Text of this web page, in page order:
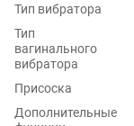
Тип вибратора
Тип
вагинального
вибратора
Присоска
Дополнительные